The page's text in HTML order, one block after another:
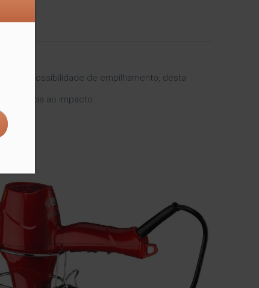
a possibilidade de empilhamento, desta
ao impacto.